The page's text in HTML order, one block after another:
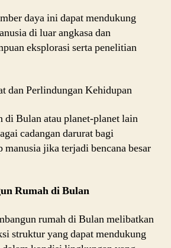
daya ini dapat mendukung
di luar angkasa dan
eksplorasi serta penelitian
dan Perlindungan Kehidupan
di Bulan atau planet-planet lain
cadangan darurat bagi
manusia jika terjadi bencana besar
Rumah di Bulan
rumah di Bulan melibatkan
struktur yang dapat mendukung